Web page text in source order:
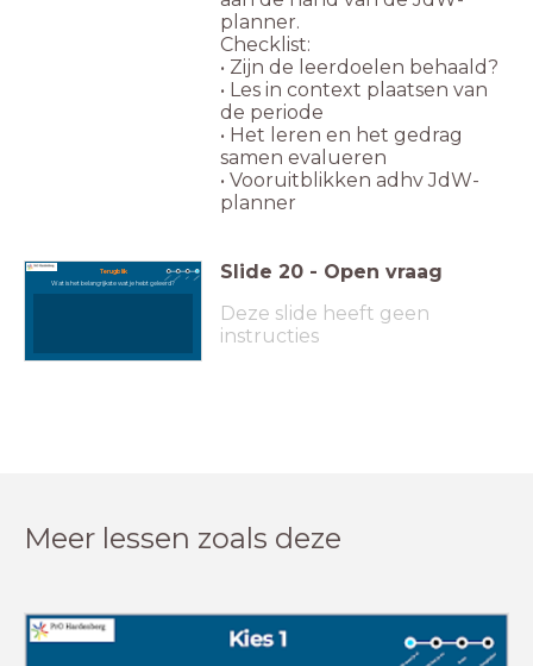
planner.
Checklist:
• Zijn de leerdoelen behaald?
• Les in context plaatsen van
de periode
• Het leren en het gedrag
samen evalueren
• Vooruitblikken adhv JdW-
planner
Wat is het belangrijkste wat je hebt geleerd?
Terugblik Slide 20 - Open vraag
Deze slide heeft geen
instructies
Meer lessen zoals deze